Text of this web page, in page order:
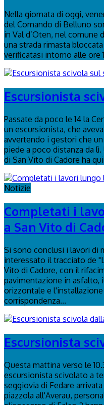
Nella giornata di oggi,
del Comando di Belluno
in Val d’Oten, nel comune
una strada rimasta
verificatasi intorno alle ore
Escursionista
Passate da poco le 14 la
un escursionista, che
avvertendo i gestori che
piede a poco distanza da
di San Vito di Cadore ha
Notizie
Completati i
a San Vito di
Si sono conclusi i lavori di
interessato il tracciato de
Vito di Cadore, con il
pavimentazione in asfalto,
orizzontale e
corrispondenza...
Escursionista
Questa mattina verso le
escursionista scivolato a
seggiovia di Fedare
piazzola all'Averau,